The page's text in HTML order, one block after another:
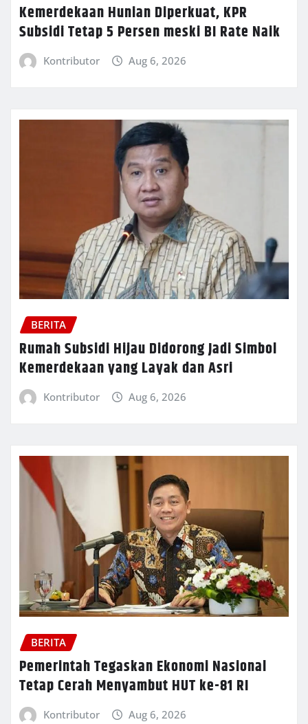
Kemerdekaan Hunian Diperkuat, KPR
Subsidi Tetap 5 Persen meski BI Rate Naik
Kontributor Aug 6, 2026
BERITA
Rumah Subsidi Hijau Didorong Jadi Simbol
Kemerdekaan yang Layak dan Asri
Kontributor Aug 6, 2026
BERITA
Pemerintah Tegaskan Ekonomi Nasional
Tetap Cerah Menyambut HUT ke-81 RI
Kontributor Aug 6, 2026